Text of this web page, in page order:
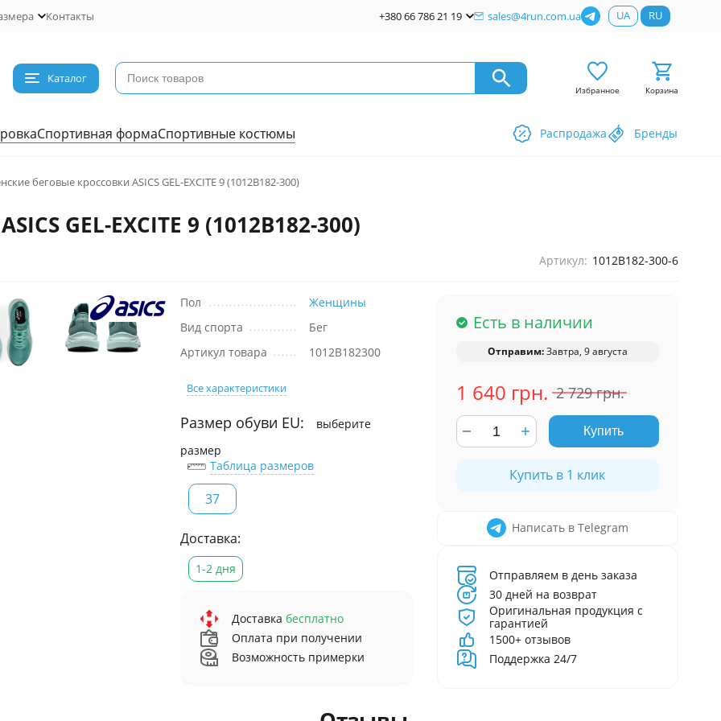
Контакты +380 66 786 21 19 sales@4run.com.ua UA RU
Каталог
Избранное Корзина
Спортивная формаСпортивные костюмы Распродажа Бренды
беговые кроссовки ASICS GEL-EXCITE 9 (1012B182-300)
GEL-EXCITE 9 (1012B182-300)
Артикул: 1012B182-300-6
Пол
Женщины
Вид спорта
Бег
Артикул товара
1012B182300
Все характеристики
Размер обуви EU:
выберите
размер
Таблица размеров
37
Доставка:
1-2 дня
Доставка бесплатно
Оплата при получении
Возможность примерки
Есть в наличии
Отправим:Завтра, 9 августа
1 640 грн. 2 729 грн.
Купить
Купить в 1 клик
Написать в Telegram
Отправляем в день заказа
30 дней на возврат
Оригинальная продукция с
гарантией
1500+ отзывов
Поддержка 24/7